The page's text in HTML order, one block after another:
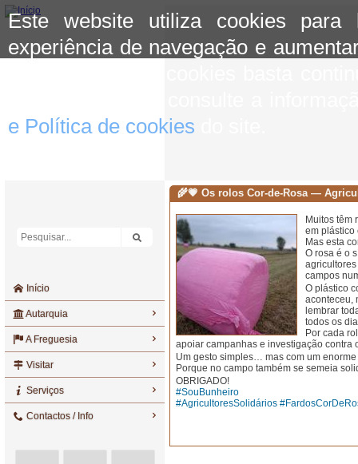
Este website utiliza cookies para
experiência de navegação e
e Política de cookies
Início
Autarquia
A Freguesia
Visitar
Serviços
Contactos / Info
🌾💗 Os rolos Cor-de-Rosa —
Muitos têm
em plástico
Mas esta
O rosa é o
campos
O plástico
aconteceu,
lembrar
todos os
Por cada
apoiar campanhas e investigação contra
Um gesto simples… mas com um
Porque no campo também se semeia
OBRIGADO!
#SouBunheiro
#AgricultoresSolidários